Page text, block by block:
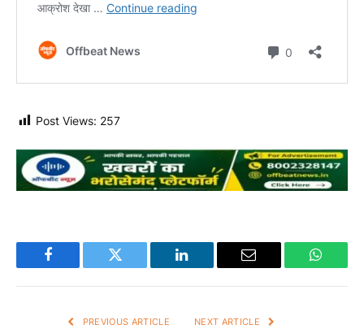
Post Views: 257
Facebook Twitter LinkedIn Email
PREVIOUS ARTICLE NEXT ARTICLE